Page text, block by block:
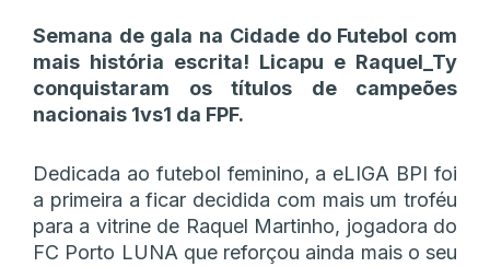
Semana de gala na Cidade do Futebol com
mais história escrita! Licapu e Raquel_Ty
conquistaram os títulos de campeões
nacionais 1vs1 da FPF.
Dedicada ao futebol feminino, a eLIGA BPI foi
a primeira a ficar decidida com mais um troféu
para a vitrine de Raquel Martinho, jogadora do
FC Porto LUNA que reforçou ainda mais o seu